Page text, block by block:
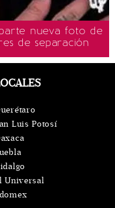
nueva foto de
de separación
Luis Potosí
Universal